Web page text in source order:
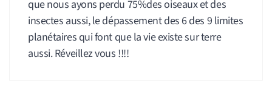
que nous ayons perdu 75%des oiseaux et des
insectes aussi, le dépassement des 6 des 9 limites
planétaires qui font que la vie existe sur terre
aussi. Réveillez vous !!!!